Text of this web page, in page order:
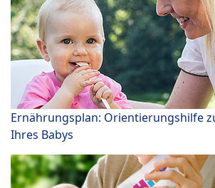
Ernährungsplan: Orientierungshilfe
Ihres Babys